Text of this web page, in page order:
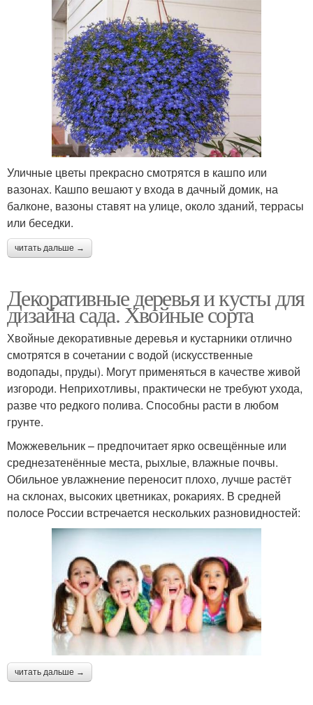
Уличные цветы прекрасно смотрятся в кашпо или
вазонах. Кашпо вешают у входа в дачный домик, на
балконе, вазоны ставят на улице, около зданий, террасы
или беседки.
читать дальше →
Декоративные деревья и кусты для
дизайна сада. Хвойные сорта
Хвойные декоративные деревья и кустарники отлично
смотрятся в сочетании с водой (искусственные
водопады, пруды). Могут применяться в качестве живой
изгороди. Неприхотливы, практически не требуют ухода,
разве что редкого полива. Способны расти в любом
грунте.
Можжевельник – предпочитает ярко освещённые или
среднезатенённые места, рыхлые, влажные почвы.
Обильное увлажнение переносит плохо, лучше растёт
на склонах, высоких цветниках, рокариях. В средней
полосе России встречается нескольких разновидностей:
читать дальше →